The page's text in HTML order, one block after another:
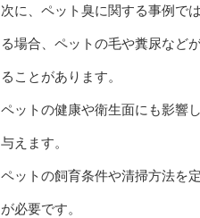
次に、ペット臭に関する事例で
る場合、ペットの毛や糞尿など
ることがあります。
ペットの健康や衛生面にも影響
与えます。
ペットの飼育条件や清掃方法を
が必要です。